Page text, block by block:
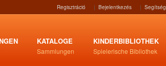
Regisztráció | Bejelentkezés | Segítség
KATALOGE
Sammlungen
KINDERBIBLIOTHEK
Spielerische Bibliothek